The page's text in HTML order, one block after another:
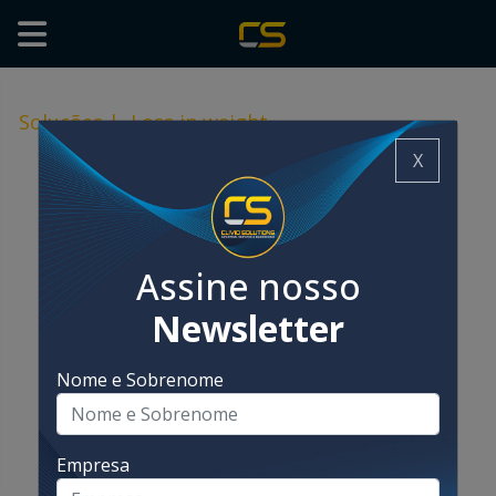
Soluções| Loss in weight
X
Assine nosso
Newsletter
Nome e Sobrenome
Empresa